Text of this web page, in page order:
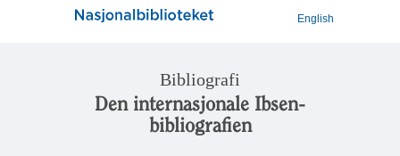
English
Bibliografi
Den internasjonale Ibsen-
bibliografien